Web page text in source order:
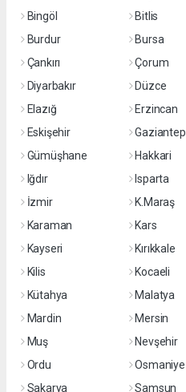
Bingöl
Bitlis
Burdur
Bursa
Çankırı
Çorum
Diyarbakır
Düzce
Elazığ
Erzincan
Eskişehir
Gaziantep
Gümüşhane
Hakkari
Iğdır
Isparta
İzmir
K.Maraş
Karaman
Kars
Kayseri
Kırıkkale
Kilis
Kocaeli
Kütahya
Malatya
Mardin
Mersin
Muş
Nevşehir
Ordu
Osmaniye
Sakarya
Samsun